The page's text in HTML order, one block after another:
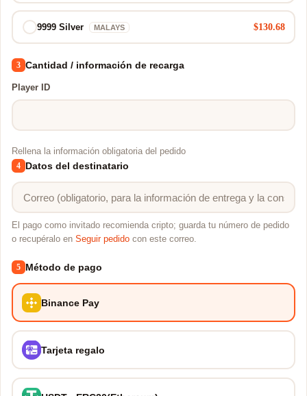
9999 Silver MALAYS $130.68
3 Cantidad / información de recarga
Player ID
Rellena la información obligatoria del pedido
4 Datos del destinatario
El pago como invitado recomienda cripto; guarda tu número de pedido
o recupéralo en Seguir pedido con este correo.
5 Método de pago
Binance Pay
Tarjeta regalo